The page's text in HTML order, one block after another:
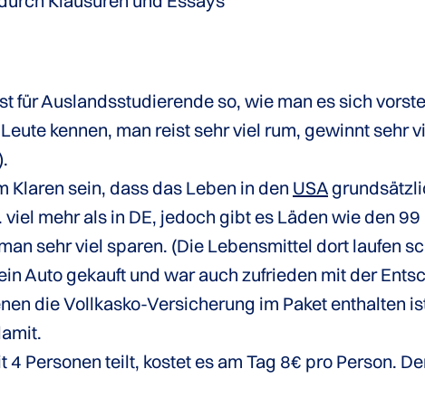
für Auslandsstudierende so, wie man es sich
kennen, man reist sehr viel rum, gewinnt sehr
Klaren sein, dass das Leben in den USA
mehr als in DE, jedoch gibt es Läden wie den
sehr viel sparen. (Die Lebensmittel dort laufen
Auto gekauft und war auch zufrieden mit der
die Vollkasko-Versicherung im Paket enthalten
4 Personen teilt, kostet es am Tag 8€ pro Person.